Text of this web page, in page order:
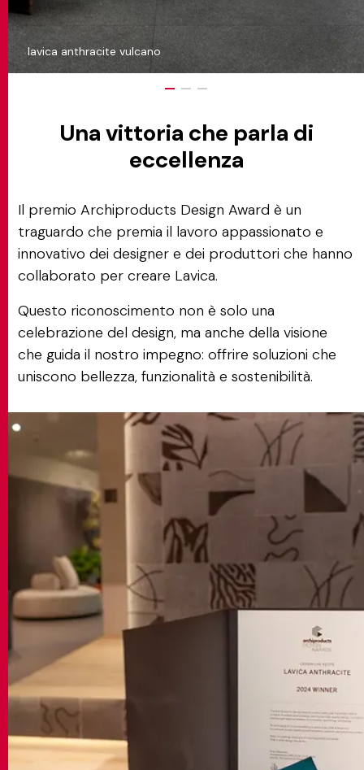
lavica anthracite vulcano
Una vittoria che parla di
eccellenza
Il premio Archiproducts Design Award è un
traguardo che premia il lavoro appassionato e
innovativo dei designer e dei produttori che hanno
collaborato per creare Lavica.
Questo riconoscimento non è solo una
celebrazione del design, ma anche della visione
che guida il nostro impegno: offrire soluzioni che
uniscono bellezza, funzionalità e sostenibilità.